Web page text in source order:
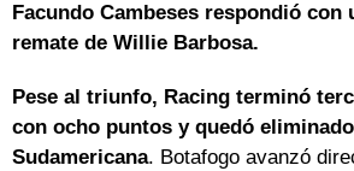
Facundo Cambeses respondió con
remate de Willie Barbosa.
Pese al triunfo, Racing terminó
con ocho puntos y quedó
Sudamericana. Botafogo avanzó